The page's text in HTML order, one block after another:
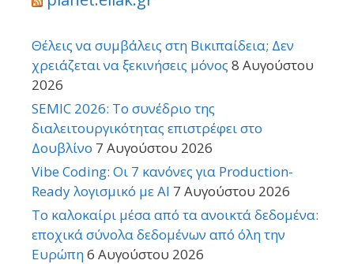
Θέλεις να συμβάλεις στη Βικιπαίδεια; Δεν
χρειάζεται να ξεκινήσεις μόνος 8 Αυγούστου
2026
SEMIC 2026: Το συνέδριο της
διαλειτουργικότητας επιστρέφει στο
Δουβλίνο 7 Αυγούστου 2026
Vibe Coding: Οι 7 κανόνες για Production-
Ready λογισμικό με AI 7 Αυγούστου 2026
Το καλοκαίρι μέσα από τα ανοικτά δεδομένα:
εποχικά σύνολα δεδομένων από όλη την
Ευρώπη6 Αυγούστου 2026